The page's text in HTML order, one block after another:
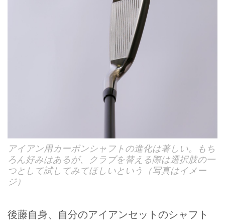
アイアン用カーボンシャフトの進化は著しい。もち
ろん好みはあるが、クラブを替える際は選択肢の一
つとして試してみてほしいという（写真はイメー
ジ）
後藤自身、自分のアイアンセットのシャフト